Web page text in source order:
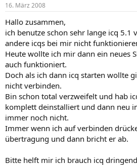
e
r
t
a
16. März 2008
Hallo zusammen,
ich benutze schon sehr lange icq 5.1
andere icqs bei mir nicht
Heute wollte ich mir dann ein neues
auch funktioniert.
Doch als ich dann icq starten wollte
nicht verbinden.
Bin schon total verzweifelt und hab
komplett deinstalliert und dann neu
immer noch nicht.
Immer wenn ich auf verbinden
übertragung und dann bricht er ab.
Bitte helft mir ich brauch icq